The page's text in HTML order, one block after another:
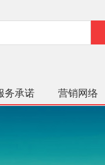
务承诺 营销网络